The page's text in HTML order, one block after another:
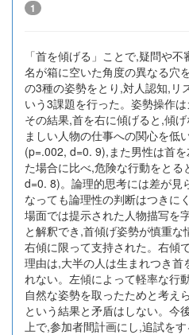
1
「首を傾げる」ことで,疑問や
名が箱に空いた角度の異なる穴
の3種の姿勢をとり,対人認知,リ
いう3課題を行った。姿勢操作
その結果,首を右に傾げると,傾
ましい人物の仕事への関心を低
(p=.002, d=0. 9),また男性は首
た場合に比べ,危険な行動をと
d=0. 8)。論理的思考には差が見
なっても論理性の判断はつきに
場面では提示された人物描写を
と解釈でき,首傾げ姿勢が慎重
右傾に限って支持された。右傾
理由は,大半の人は生まれつき首
れない。左傾によって軽率な行
自然な姿勢を取ったためと考え
という結果と矛盾はしない。今
上で,参加者間計画にし,追試をす